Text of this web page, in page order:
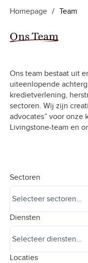
Homepage / Team
Ons Team
Ons team bestaat uit
uiteenlopende
kredietverlening,
sectoren. Wij zijn
advocates” voor onze
Livingstone-team en
Sectoren
Diensten
Locaties